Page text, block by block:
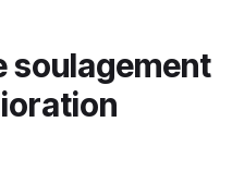
soulagement